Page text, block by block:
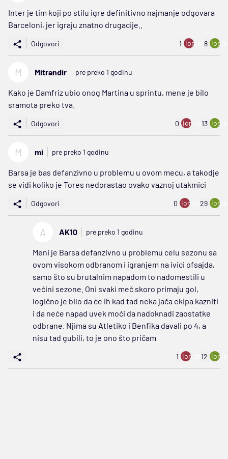
Inter je tim koji po stilu igre definitivno najmanje odgovara
Barceloni, jer igraju znatno drugacije..
Odgovori 1 ion:minus
8
M Mitrandir pre preko 1 godinu
Kako je Damfriz ubio onog Martina u sprintu, mene je bilo
sramota preko tva.
Odgovori 0 ion:minus
13
M mi pre preko 1 godinu
Barsa je bas defanzivno u problemu u ovom mecu, a takodje
se vidi koliko je Tores nedorastao ovako vaznoj utakmici
Odgovori 0 ion:minus
29
A AK10 pre preko 1 godinu
Meni je Barsa defanzivno u problemu celu sezonu sa
ovom visokom odbranom i igranjem na ivici ofsajda,
samo što su brutalnim napadom to nadomestili u
većini sezone. Oni svaki meč skoro primaju gol,
logično je bilo da će ih kad tad neka jača ekipa kazniti
i da neće napad uvek moći da nadoknadi zaostatke
odbrane. Njima su Atletiko i Benfika davali po 4, a
nisu tad gubili, to je ono što pričam
1 ion:minus
12